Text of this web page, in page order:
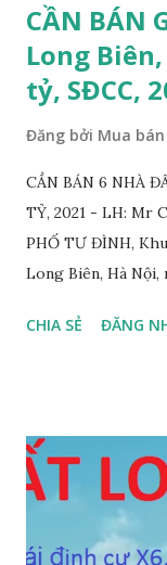
CẦN BÁN
Long
tỷ, SĐCC,
Đăng bởi Mua
CẦN BÁN 6 NHÀ
TỶ, 2021 - LH: Mr
PHỐ TƯ ĐÌNH,
Long Biên, Hà Nội,
BÁN: 4.2 TỶ, có
564 Nguyễn Văn
11m, chia 3 suất,
thương lượng 4.
Thanh Trì, mặt hồ
CHIA SẺ ĐĂNG